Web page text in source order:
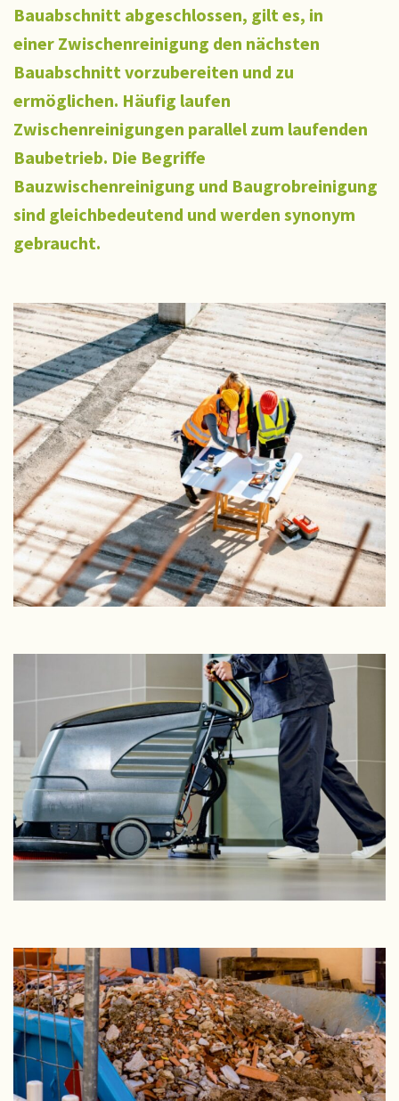
Bauabschnitt abgeschlossen, gilt es, in
einer Zwischenreinigung den nächsten
Bauabschnitt vorzubereiten und zu
ermöglichen. Häufig laufen
Zwischenreinigungen parallel zum laufenden
Baubetrieb. Die Begriffe
Bauzwischenreinigung und Baugrobreinigung
sind gleichbedeutend und werden synonym
gebraucht.